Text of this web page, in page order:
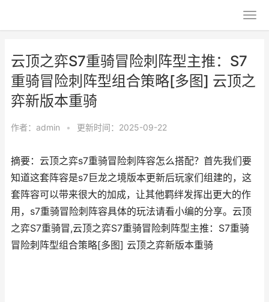
云顶之弈S7重骑冒险刺阵型主推：S7
重骑冒险刺阵型组合策略[多图] 云顶之
弈新版本重骑
作者： admin • 更新时间：2025-09-22
摘要：云顶之弈s7重骑冒险刺阵容怎么搭配？首先我们要
知道这套阵容是s7巨龙之境版本更新后玩家们组建的，这
套阵容可以带来很大的加成，让其他羁绊发挥出更大的作
用，s7重骑冒险刺阵容具体的玩法请看小编的分享。云顶
之弈S7重骑冒,云顶之弈S7重骑冒险刺阵型主推：S7重骑
冒险刺阵型组合策略[多图] 云顶之弈新版本重骑